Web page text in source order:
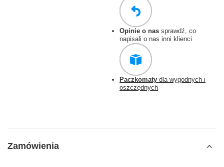
Opinie o nas sprawdź, co
napisali o nas inni klienci
Paczkomaty dla wygodnych i
oszczędnych
Zamówienia